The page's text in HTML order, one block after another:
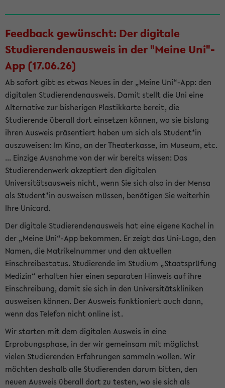
Feedback gewünscht: Der digitale
Studierendenausweis in der "Meine Uni"-
App (17.06.26)
Ab sofort gibt es etwas Neues in der „Meine Uni“-App: den
digitalen Studierendenausweis. Damit stellt die Uni eine
Alternative zur bisherigen Plastikkarte bereit, die
Studierende überall dort einsetzen können, wo sie bislang
ihren Ausweis präsentiert haben um sich als Student*in
auszuweisen: Im Kino, an der Theaterkasse, im Museum, etc.
... Einzige Ausnahme von der wir bereits wissen: Das
Studierendenwerk akzeptiert den digitalen
Universitätsausweis nicht, wenn Sie sich also in der Mensa
als Student*in ausweisen müssen, benötigen Sie weiterhin
Ihre Unicard.
Der digitale Studierendenausweis hat eine eigene Kachel in
der „Meine Uni“-App bekommen. Er zeigt das Uni-Logo, den
Namen, die Matrikelnummer und den aktuellen
Einschreibestatus. Studierende im Studium „Staatsprüfung
Medizin“ erhalten hier einen separaten Hinweis auf ihre
Einschreibung, damit sie sich in den Universitätskliniken
ausweisen können. Der Ausweis funktioniert auch dann,
wenn das Telefon nicht online ist.
Wir starten mit dem digitalen Ausweis in eine
Erprobungsphase, in der wir gemeinsam mit möglichst
vielen Studierenden Erfahrungen sammeln wollen. Wir
möchten deshalb alle Studierenden darum bitten, den
neuen Ausweis überall dort zu testen, wo sie sich als